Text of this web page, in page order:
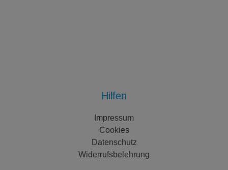
Hilfen
Impressum
Cookies
Datenschutz
Widerrufsbelehrung